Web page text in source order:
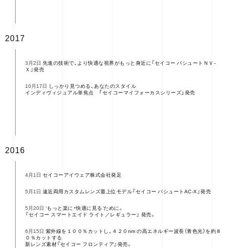
2017
3月2日 先進の技術で、より快適な視界がもっと身近に『セイコー パシュートＮＶ-
Ｘ』発売
10月17日 しっかり見つめる、あなたのスタイル
インディヴィジュアル単焦点 「セイコーマイフォーカスシリーズ」発売
2016
4月1日 セイコーアイウェア株式会社発足
5月1日 遠近両用カスタムレンズ最上位モデル『セイコー パシュートAC-X』発売
5月20日 ‘もっと楽に・快適に見る’ために。
『セイコー スマートエイド ライト／レギュラー』 発売。
6月15日 紫外線を１００％カットし、４２０nm の高エネルギー波長（青色光）を約８
０％カットする
新レンズ素材『セイコー フロンティア』発売。